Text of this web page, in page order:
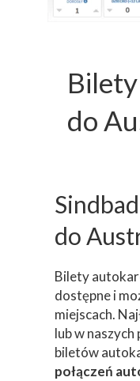
do
Bilety
dostępne i
miejscach.
lub w
biletów
połączeń
do